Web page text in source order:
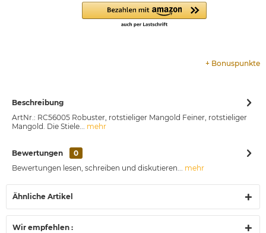
+ Bonuspunkte
Beschreibung
ArtNr.: RC56005 Robuster, rotstieliger Mangold Feiner, rotstieliger
Mangold. Die Stiele... mehr
Bewertungen
0
Bewertungen lesen, schreiben und diskutieren... mehr
Ähnliche Artikel
Wir empfehlen :